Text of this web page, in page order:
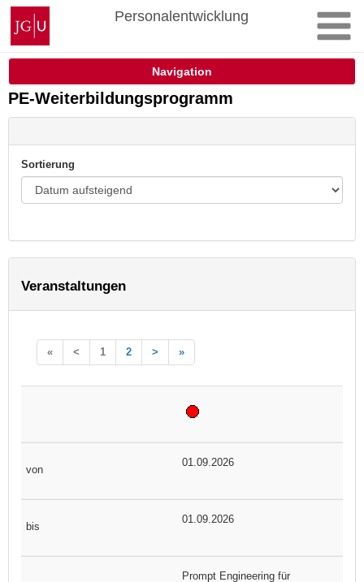
Zum
Inhalt
springen
Johannes
Gutenberg-
Universität
Personalentwicklung
Navigation
PE-Weiterbildungsprogramm
Sortierung
Veranstaltungen
« < 1 2 > »
01.09.2026
01.09.2026
Prompt Engineering für